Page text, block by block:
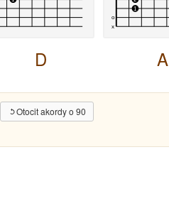
D A
Otocit akordy o 90